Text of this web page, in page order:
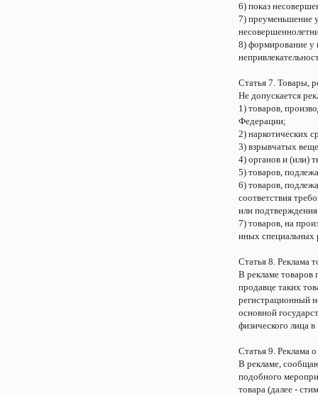
6) показ
7) преуменьшение
8) формирование у
Статья 7. Товары,
Не допускается
1) товаров,
Федерации;
2) наркотических
3) взрывчатых
4) органов и (или)
5) товаров,
6) товаров,
соответствия
или подтверждения
7) товаров, на
иных специальных
Статья 8. Реклама
В рекламе
продавце таких
регистрационный
основной
физического лица
Статья 9. Реклама
В рекламе,
подобного
товара (далее -